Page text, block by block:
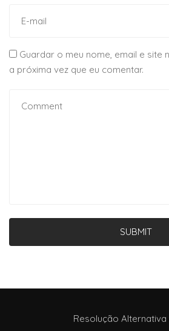
Guardar o meu nome, email e site
a próxima vez que eu comentar.
SUBMIT
Resolução